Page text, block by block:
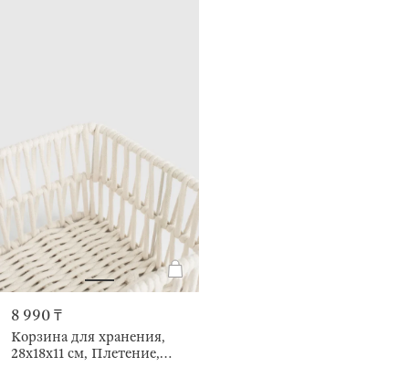
8 990 ₸
Корзина для хранения,
28х18x11 см, Плетение,